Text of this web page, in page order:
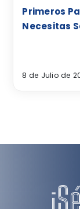
Primeros
Necesitas
8 de Julio de